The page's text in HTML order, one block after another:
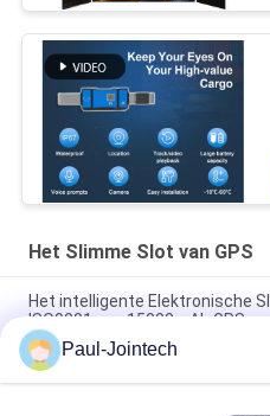
Het Slimme Slot van GPS
Het intelligente Elektronische
ISO9001 van 15000mAh GPS
Het Slotcontainer van de
Lading GPS die van de
Paul-Jointech